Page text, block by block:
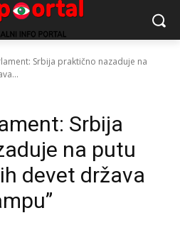
Srbija praktično nazaduje na
Srbija
na putu
devet država